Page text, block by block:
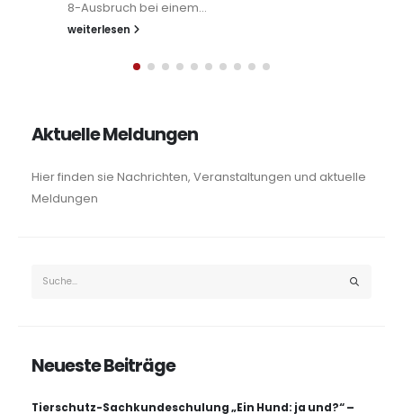
Tierschutzpreis...
weiterlesen
Aktuelle Meldungen
Hier finden sie Nachrichten, Veranstaltungen und aktuelle
Meldungen
Neueste Beiträge
Tierschutz-Sachkundeschulung „Ein Hund: ja und?“ –